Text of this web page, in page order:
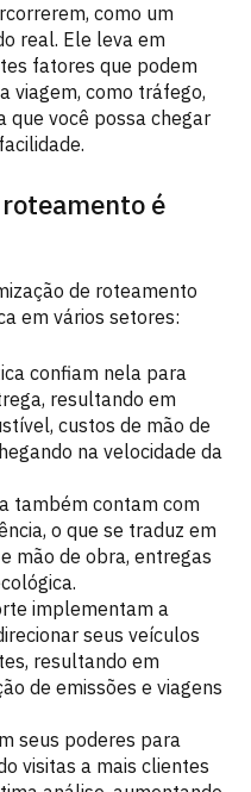
como um
real. Ele leva em
fatores que podem
viagem, como tráfego,
que você possa chegar
é
de roteamento
em vários setores:
confiam nela para
resultando em
custos de mão de
na velocidade da
também contam com
o que se traduz em
mão de obra, entregas
implementam a
seus veículos
resultando em
de emissões e viagens
seus poderes para
visitas a mais clientes